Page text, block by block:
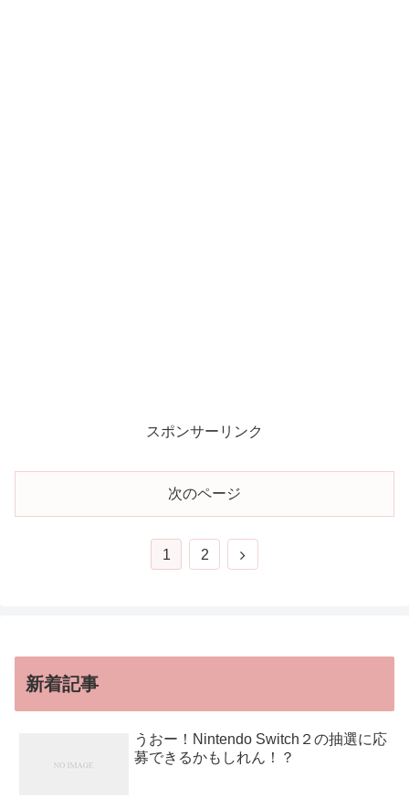
スポンサーリンク
次のページ
1 2
新着記事
うおー！Nintendo Switch２の抽選に応
募できるかもしれん！？